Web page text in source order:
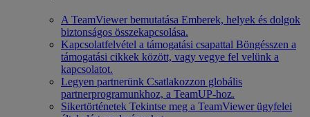
A TeamViewer bemutatása Emberek, helyek és dolgok
biztonságos összekapcsolása.
Kapcsolatfelvétel a támogatási csapattal Böngésszen a
támogatási cikkek között, vagy vegye fel velünk a
kapcsolatot.
Legyen partnerünk Csatlakozzon globális
partnerprogramunkhoz, a TeamUP-hoz.
Sikertörténetek Tekintse meg a TeamViewer ügyfelei